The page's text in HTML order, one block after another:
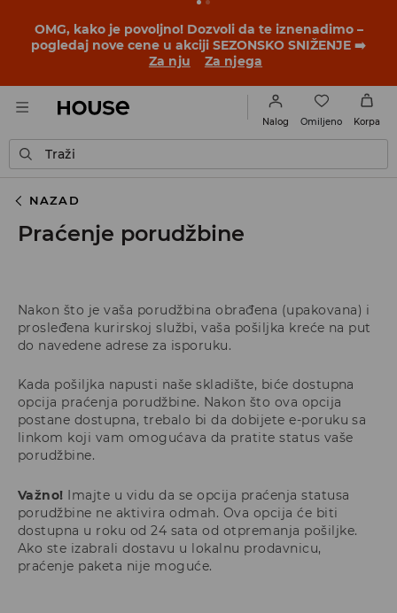
OMG, kako je povoljno! Dozvoli da te iznenadimo –
pogledaj nove cene u akciji SEZONSKO SNIŽENJE ➡️
Za nju
Za njega
Nalog Omiljeno Korpa
Traži
NAZAD
Praćenje porudžbine
Nakon što je vaša porudžbina obrađena (upakovana) i
prosleđena kurirskoj službi, vaša pošiljka kreće na put
do navedene adrese za isporuku.
Kada pošiljka napusti naše skladište, biće dostupna
opcija praćenja porudžbine. Nakon što ova opcija
postane dostupna, trebalo bi da dobijete e-poruku sa
linkom koji vam omogućava da pratite status vaše
porudžbine.
Važno! Imajte u vidu da se opcija praćenja statusa
porudžbine ne aktivira odmah. Ova opcija će biti
dostupna u roku od 24 sata od otpremanja pošiljke.
Ako ste izabrali dostavu u lokalnu prodavnicu,
praćenje paketa nije moguće.